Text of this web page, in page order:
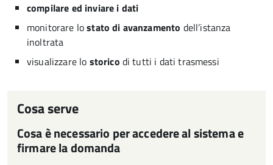
compilare ed inviare i dati
monitorare lostato di avanzamento dell’istanza
inoltrata
visualizzare lo storico di tutti i dati trasmessi
Cosa serve
Cosa è necessario per accedere al sistema e
firmare la domanda